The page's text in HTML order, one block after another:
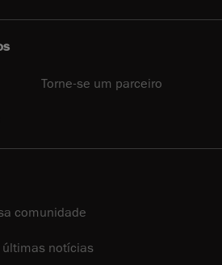
Torne-se um parceiro
comunidade
últimas notícias